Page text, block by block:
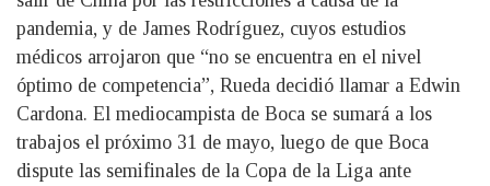
pandemia, y de James Rodríguez, cuyos estudios
médicos arrojaron que “no se encuentra en el nivel
óptimo de competencia”, Rueda decidió llamar a Edwin
Cardona. El mediocampista de Boca se sumará a los
trabajos el próximo 31 de mayo, luego de que Boca
dispute las semifinales de la Copa de la Liga ante